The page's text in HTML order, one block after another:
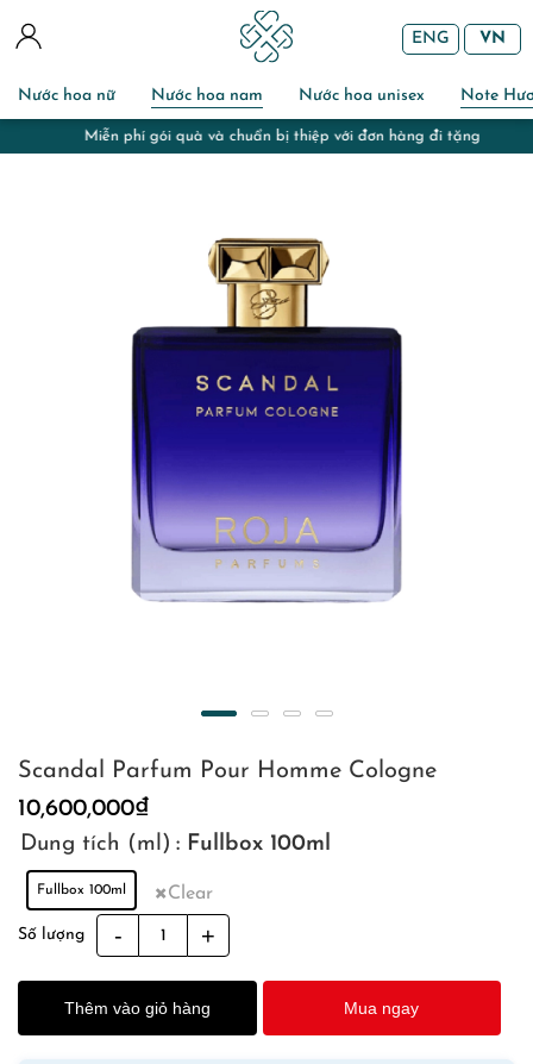
Nước hoa nữ Nước hoa nam Nước hoa unisex Note
ENG VN
Miễn phí gói quà và chuẩn bị thiệp với đơn hàng đi tặng
Scandal Parfum Pour Homme Cologne
10,600,000₫
Dung tích (ml) : Fullbox 100ml
Fullbox 100ml Clear
Số lượng
Scandal
Parfum
Pour
Homme
Cologne
Thêm vào giỏ hàng Mua ngay